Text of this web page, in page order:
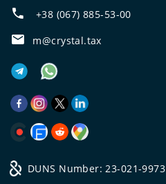
+38 (067) 885-53-00
m@crystal.tax
DUNS Number: 23-021-9973